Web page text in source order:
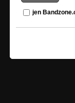
jen